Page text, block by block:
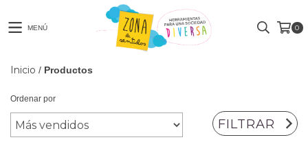
MENÚ 0
Inicio / Productos
Ordenar por
FILTRAR